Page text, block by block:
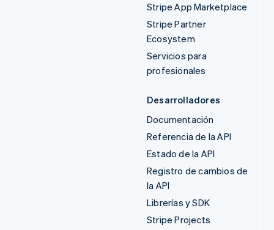
Stripe App Marketplace
Stripe Partner
Ecosystem
Servicios para
profesionales
Desarrolladores
Documentación
Referencia de la API
Estado de la API
Registro de cambios de
la API
Librerías y SDK
Stripe Projects